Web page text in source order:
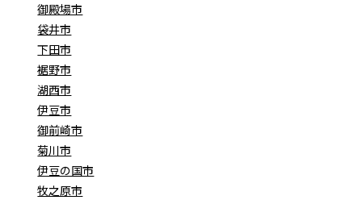
御殿場市
袋井市
下田市
裾野市
湖西市
伊豆市
御前崎市
菊川市
伊豆の国市
牧之原市